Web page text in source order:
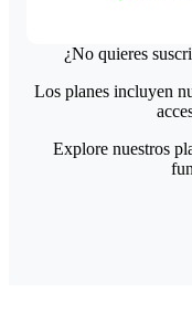
¿No quieres
Los planes incluyen
Explore nuestros